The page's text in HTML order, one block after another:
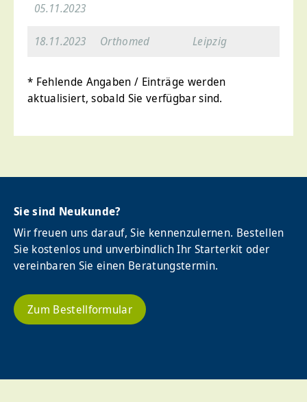
05.11.2023
18.11.2023 Orthomed Leipzig
* Fehlende Angaben / Einträge werden
aktualisiert, sobald Sie verfügbar sind.
Sie sind Neukunde?
Wir freuen uns darauf, Sie kennenzulernen. Bestellen
Sie kostenlos und unverbindlich Ihr Starterkit oder
vereinbaren Sie einen Beratungstermin.
Zum Bestellformular